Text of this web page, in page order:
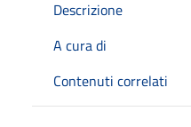
Descrizione
A cura di
Contenuti correlati